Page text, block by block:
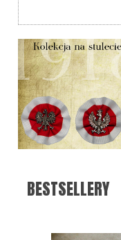
BESTSELLERY